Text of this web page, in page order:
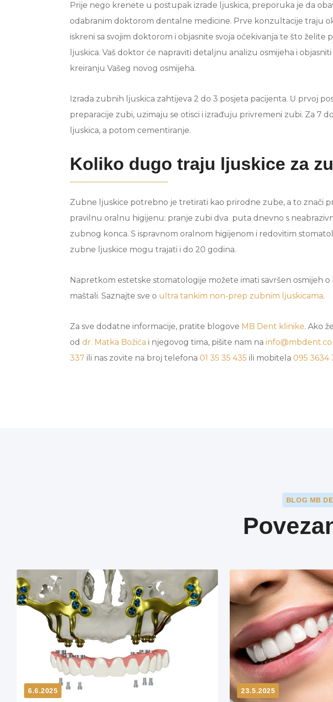
Prije nego krenete u postupak izrade ljuskica, preporuka je da
odabranim doktorom dentalne medicine. Prve konzultacije traju
iskreni sa svojim doktorom i objasnite svoja očekivanja te što želite
ljuskica. Vaš doktor će napraviti detaljnu analizu osmijeha i
kreiranju Vašeg novog osmijeha.
Izrada zubnih ljuskica zahtijeva 2 do 3 posjeta pacijenta. U prvoj
preparacije zubi, uzimaju se otisci i izrađuju privremeni zubi. Za 7
ljuskica, a potom cementiranje.
Koliko dugo traju ljuskice za
Zubne ljuskice potrebno je tretirati kao prirodne zube, a to znači
pravilnu oralnu higijenu: pranje zubi dva puta dnevno s
zubnog konca. S ispravnom oralnom higijenom i redovitim
zubne ljuskice mogu trajati i do 20 godina.
Napretkom estetske stomatologije možete imati savršen osmijeh
maštali. Saznajte sve o ultra tankim non-prep zubnim ljuskicama.
Za sve dodatne informacije, pratite blogove MB Dent klinike. Ako
oddr. Matka Božića i njegovog tima, pišite nam na
337 ili nas zovite na broj telefona01 35 35 435 ili mobitela095 3634
BLOG MB
6.6.2025 23.5.2025